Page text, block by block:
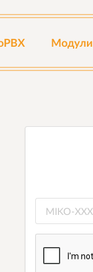
Модули